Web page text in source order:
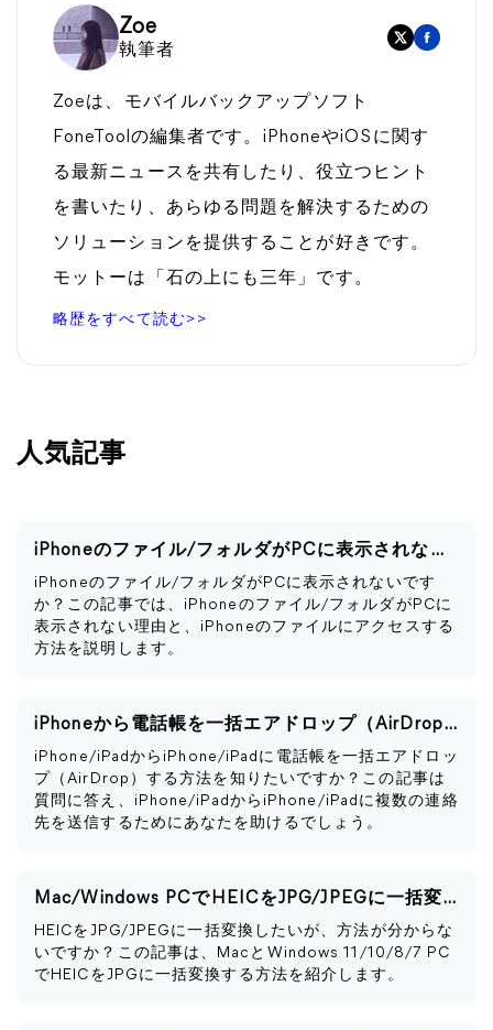
Zoe
執筆者
Zoeは、モバイルバックアップソフト
FoneToolの編集者です。iPhoneやiOSに関す
る最新ニュースを共有したり、役立つヒント
を書いたり、あらゆる問題を解決するための
ソリューションを提供することが好きです。
モットーは「石の上にも三年」です。
略歴をすべて読む>>
人気記事
iPhoneのファイル/フォルダがPCに表示されない時の解決策
iPhoneのファイル/フォルダがPCに表示されないです
か？この記事では、iPhoneのファイル/フォルダがPCに
表示されない理由と、iPhoneのファイルにアクセスする
方法を説明します。
iPhoneから電話帳を一括エアドロップ（AirDrop）する方法
iPhone/iPadからiPhone/iPadに電話帳を一括エアドロッ
プ（AirDrop）する方法を知りたいですか？この記事は
質問に答え、iPhone/iPadからiPhone/iPadに複数の連絡
先を送信するためにあなたを助けるでしょう。
Mac/Windows PCでHEICをJPG/JPEGに一括変換する方法
HEICをJPG/JPEGに一括変換したいが、方法が分からな
いですか？この記事は、MacとWindows 11/10/8/7 PC
でHEICをJPGに一括変換する方法を紹介します。